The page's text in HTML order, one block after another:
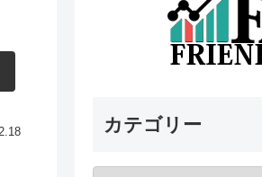
カテゴリー